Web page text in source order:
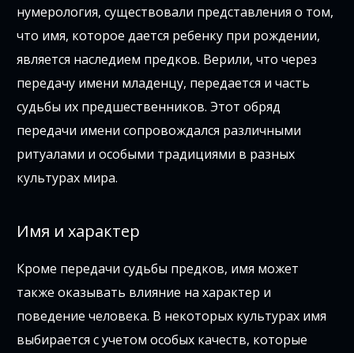
нумерология, существовали представления о том,
что имя, которое дается ребенку при рождении,
является наследием предков. Верили, что через
передачу имени младенцу, передается и часть
судьбы их предшественников. Этот обряд
передачи имени сопровождался различными
ритуалами и особыми традициями в разных
культурах мира.
Имя и характер
Кроме передачи судьбы предков, имя может
также оказывать влияние на характер и
поведение человека. В некоторых культурах имя
выбирается с учетом особых качеств, которые